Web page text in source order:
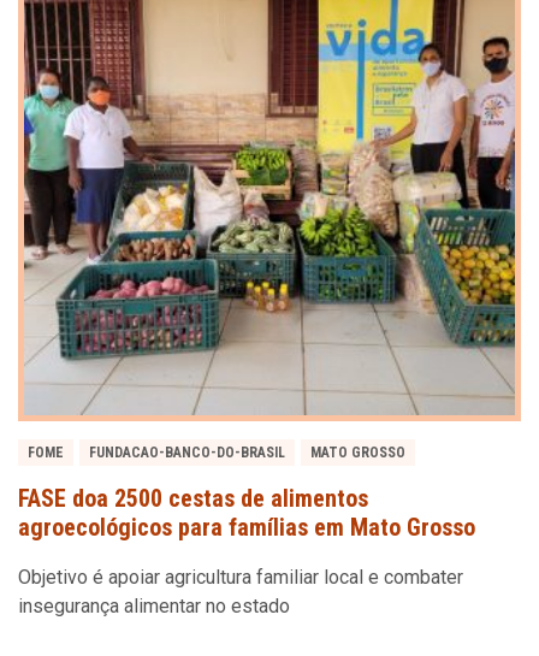
FOME FUNDACAO-BANCO-DO-BRASIL MATO GROSSO
FASE doa 2500 cestas de alimentos
agroecológicos para famílias em Mato Grosso
Objetivo é apoiar agricultura familiar local e combater
insegurança alimentar no estado